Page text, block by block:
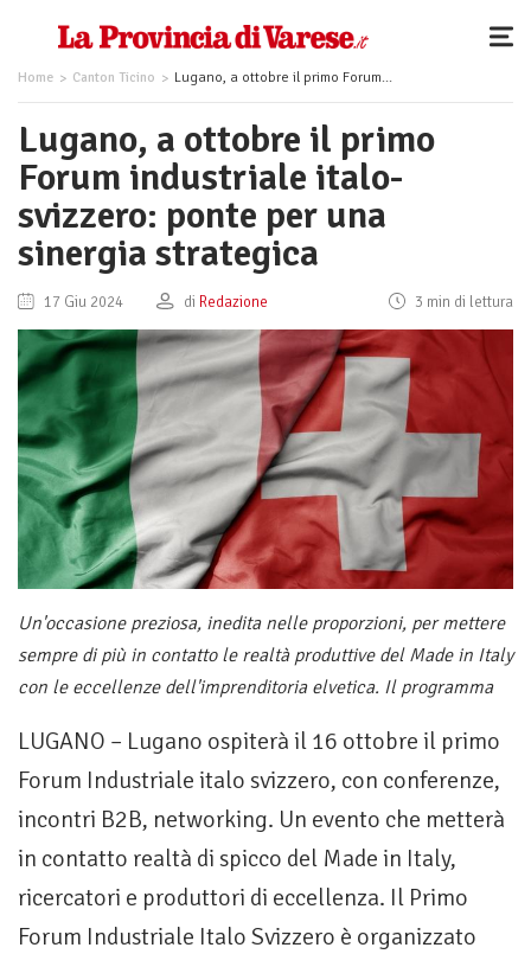
Home Canton Ticino Lugano, a ottobre il primo Forum industriale italo-svizzero: ponte per una sinergia strategica
Lugano, a ottobre il primo
Forum industriale italo-
svizzero: ponte per una
sinergia strategica
17 Giu 2024 di Redazione 3 min di lettura
Un'occasione preziosa, inedita nelle proporzioni, per mettere
sempre di più in contatto le realtà produttive del Made in Italy
con le eccellenze dell'imprenditoria elvetica. Il programma
LUGANO – Lugano ospiterà il 16 ottobre il primo
Forum Industriale italo svizzero, con conferenze,
incontri B2B, networking. Un evento che metterà
in contatto realtà di spicco del Made in Italy,
ricercatori e produttori di eccellenza. Il Primo
Forum Industriale Italo Svizzero è organizzato